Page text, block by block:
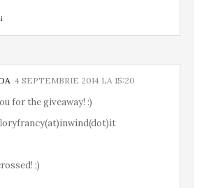
4 SEPTEMBRIE 2014 LA 15:20
for the giveaway! :)
;)